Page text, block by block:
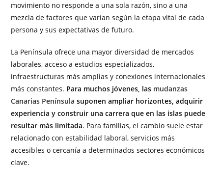
movimiento no responde a una sola razón, sino a una
mezcla de factores que varían según la etapa vital de cada
persona y sus expectativas de futuro.
La Península ofrece una mayor diversidad de mercados
laborales, acceso a estudios especializados,
infraestructuras más amplias y conexiones internacionales
más constantes. Para muchos jóvenes, las mudanzas
Canarias Península suponen ampliar horizontes, adquirir
experiencia y construir una carrera que en las islas puede
resultar más limitada. Para familias, el cambio suele estar
relacionado con estabilidad laboral, servicios más
accesibles o cercanía a determinados sectores económicos
clave.